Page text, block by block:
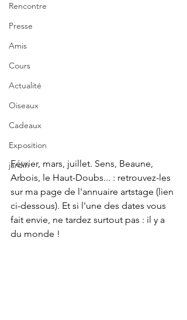
Rencontre
Presse
Amis
Cours
Actualité
Oiseaux
Cadeaux
Exposition
jardin
Février, mars, juillet. Sens, Beaune,
Arbois, le Haut-Doubs... : retrouvez-les
sur ma page de l'annuaire artstage (lien
ci-dessous). Et si l'une des dates vous
fait envie, ne tardez surtout pas : il y a
du monde !